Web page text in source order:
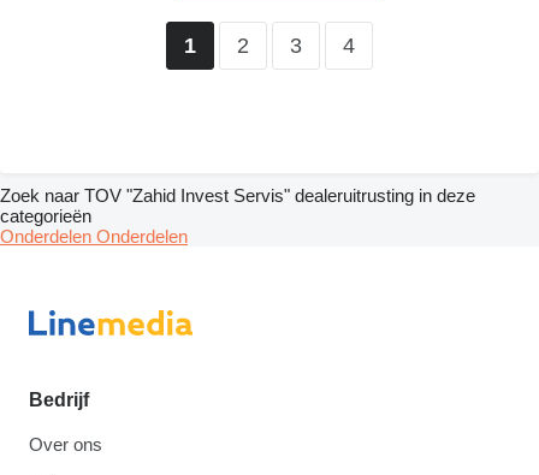
1 2 3 4
Zoek naar TOV "Zahid Invest Servis" dealeruitrusting in deze
categorieën
Onderdelen Onderdelen
Bedrijf
Over ons